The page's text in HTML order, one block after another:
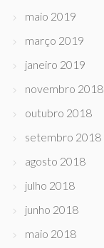
maio 2019
março 2019
janeiro 2019
novembro 2018
outubro 2018
setembro 2018
agosto 2018
julho 2018
junho 2018
maio 2018